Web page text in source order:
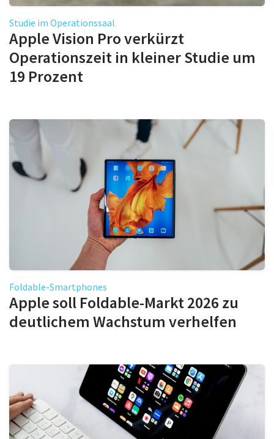
Studie im Operationssaal
Apple Vision Pro verkürzt
Operationszeit in kleiner Studie um
19 Prozent
Foldable-Smartphones
Apple soll Foldable-Markt 2026 zu
deutlichem Wachstum verhelfen